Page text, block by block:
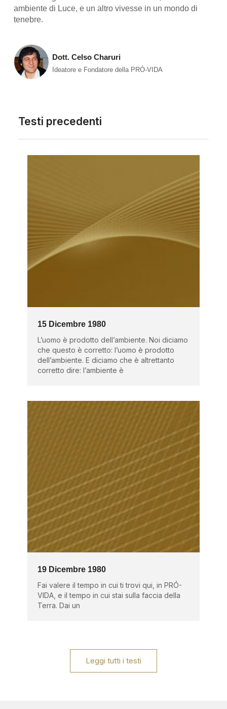
ambiente di Luce, e un altro vivesse in un mondo di
tenebre.
Dott. Celso Charuri
Ideatore e Fondatore della PRÓ-VIDA
Testi precedenti
15 Dicembre 1980
L’uomo è prodotto dell’ambiente. Noi diciamo
che questo è corretto: l’uomo è prodotto
dell’ambiente. E diciamo che è altrettanto
corretto dire: l’ambiente è
19 Dicembre 1980
Fai valere il tempo in cui ti trovi qui, in PRÓ-
VIDA, e il tempo in cui stai sulla faccia della
Terra. Dai un
Leggi tutti i testi